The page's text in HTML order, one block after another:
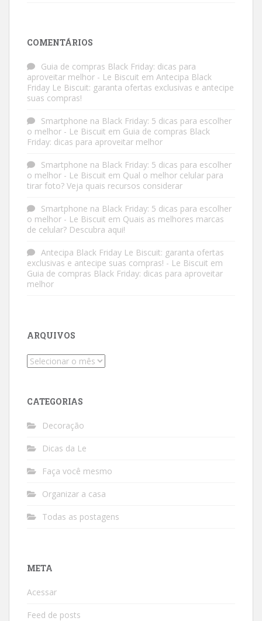
COMENTÁRIOS
Guia de compras Black Friday: dicas para
aproveitar melhor - Le Biscuit em Antecipa Black
Friday Le Biscuit: garanta ofertas exclusivas e antecipe
suas compras!
Smartphone na Black Friday: 5 dicas para escolher
o melhor - Le Biscuit em Guia de compras Black
Friday: dicas para aproveitar melhor
Smartphone na Black Friday: 5 dicas para escolher
o melhor - Le Biscuit em Qual o melhor celular para
tirar foto? Veja quais recursos considerar
Smartphone na Black Friday: 5 dicas para escolher
o melhor - Le Biscuit em Quais as melhores marcas
de celular? Descubra aqui!
Antecipa Black Friday Le Biscuit: garanta ofertas
exclusivas e antecipe suas compras! - Le Biscuit em
Guia de compras Black Friday: dicas para aproveitar
melhor
ARQUIVOS
Arquivos
CATEGORIAS
Decoração
Dicas da Le
Faça você mesmo
Organizar a casa
Todas as postagens
META
Acessar
Feed de posts